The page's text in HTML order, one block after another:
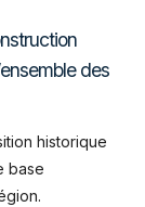
des
historique
base